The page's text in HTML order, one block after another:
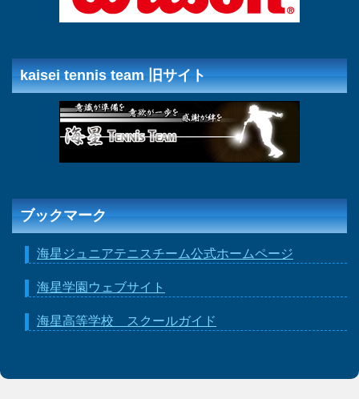
kaisei tennis team 旧サイト
ブックマーク
海星ジュニアテニスチーム公式ホームページ
海星学園ウェブサイト
海星高等学校 スクールガイド